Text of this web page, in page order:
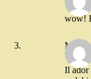
wow!
Mona
Il ador